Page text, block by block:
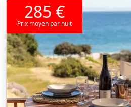
285 €
Prix moyen par nuit